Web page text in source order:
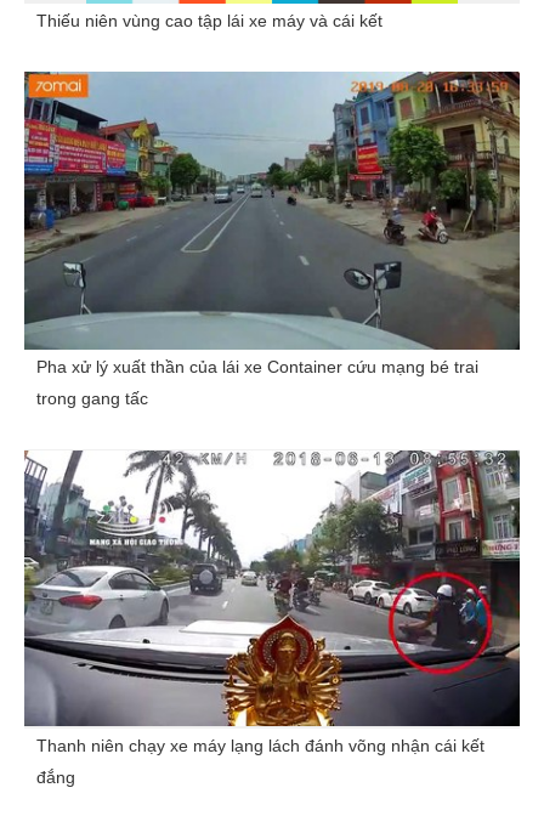
Thiếu niên vùng cao tập lái xe máy và cái kết
Pha xử lý xuất thần của lái xe Container cứu mạng bé trai
trong gang tấc
Thanh niên chạy xe máy lạng lách đánh võng nhận cái kết
đắng